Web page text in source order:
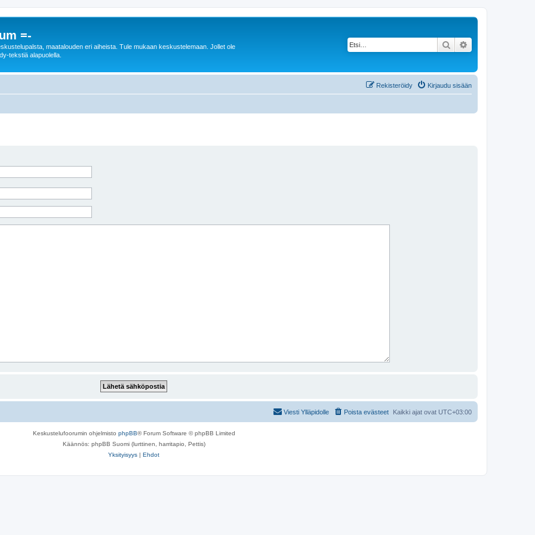
=-
maatalouden eri aiheista. Tule mukaan keskustelemaan. Jollet ole
tekstiä alapuolella.
Etsi
Kirjaudu sisään
Rekisteröidy
Kaikki ajat ovat UTC+03:00
Poista evästeet
Viesti Ylläpidolle
Keskustelufoorumin ohjelmisto phpBB® Forum Software © phpBB Limited
Käännös: phpBB Suomi (lurttinen, harritapio, Pettis)
Yksityisyys | Ehdot